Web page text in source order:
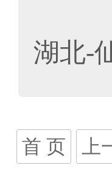
湖北-
首 页 上